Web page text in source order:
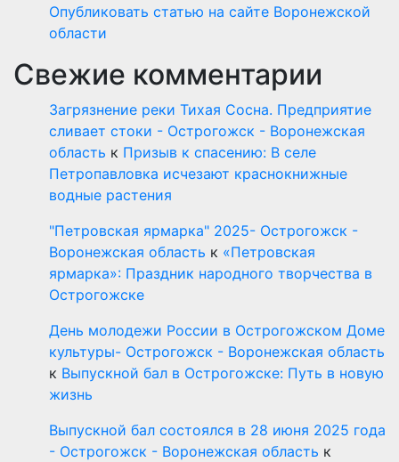
Опубликовать статью на сайте Воронежской
области
Свежие комментарии
Загрязнение реки Тихая Сосна. Предприятие
сливает стоки - Острогожск - Воронежская
область к Призыв к спасению: В селе
Петропавловка исчезают краснокнижные
водные растения
"Петровская ярмарка" 2025- Острогожск -
Воронежская область к «Петровская
ярмарка»: Праздник народного творчества в
Острогожске
День молодежи России в Острогожском Доме
культуры- Острогожск - Воронежская область
к Выпускной бал в Острогожске: Путь в новую
жизнь
Выпускной бал состоялся в 28 июня 2025 года
- Острогожск - Воронежская область к